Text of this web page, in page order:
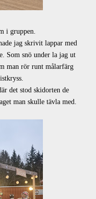
i gruppen.
jag skrivit lappar med
Som snö under la jag ut
man rör runt målarfärg
det stod skidorten de
man skulle tävla med.